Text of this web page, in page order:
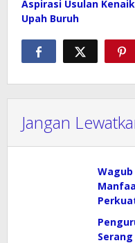
Aspirasi Usulan
Upah Buruh
Jangan